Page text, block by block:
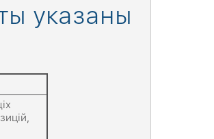
указаны